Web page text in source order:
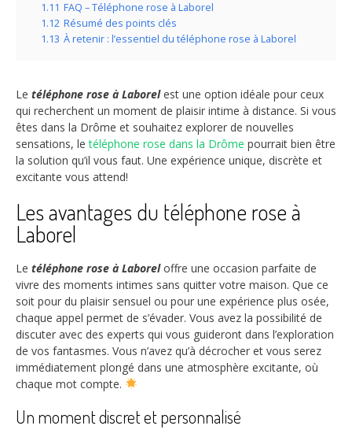
1.11 FAQ – Téléphone rose à Laborel
1.12 Résumé des points clés
1.13 À retenir : l’essentiel du téléphone rose à Laborel
Le téléphone rose à Laborelest une option idéale pour ceux
qui recherchent un moment de plaisir intime à distance. Si vous
êtes dans la Drôme et souhaitez explorer de nouvelles
sensations, letéléphone rose dans la Drôme pourrait bien être
la solution qu’il vous faut. Une expérience unique, discrète et
excitante vous attend!
Les avantages du téléphone rose à
Laborel
Le téléphone rose à Laboreloffre une occasion parfaite de
vivre des moments intimes sans quitter votre maison. Que ce
soit pour du plaisir sensuel ou pour une expérience plus osée,
chaque appel permet de s’évader. Vous avez la possibilité de
discuter avec des experts qui vous guideront dans l’exploration
de vos fantasmes. Vous n’avez qu’à décrocher et vous serez
immédiatement plongé dans une atmosphère excitante, où
chaque mot compte.
Un moment discret et personnalisé